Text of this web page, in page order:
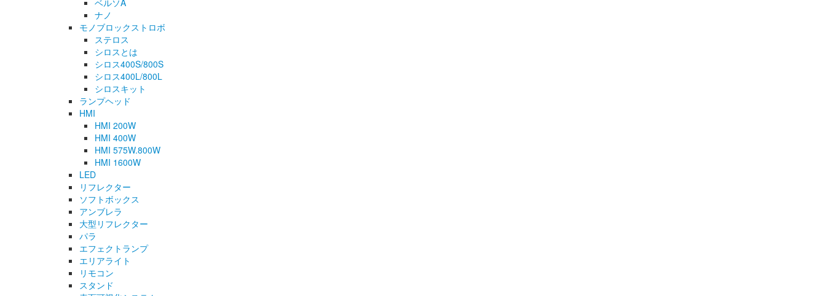
ベルソA
ナノ
モノブロックストロボ
ステロス
シロスとは
シロス400S/800S
シロス400L/800L
シロスキット
ランプヘッド
HMI
HMI 200W
HMI 400W
HMI 575W.800W
HMI 1600W
LED
リフレクター
ソフトボックス
アンブレラ
大型リフレクター
パラ
エフェクトランプ
エリアライト
リモコン
スタンド